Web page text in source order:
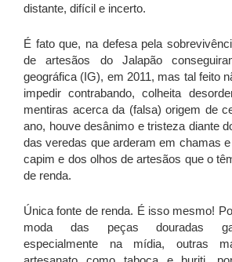
distante, difícil e incerto.
É fato que, na defesa pela
de artesãos do Jalapão
geográfica (IG), em 2011, mas tal feito
impedir contrabando, colheita
mentiras acerca da (falsa) origem de
ano, houve desânimo e tristeza diante
das veredas que arderam em chamas
capim e dos olhos de artesãos que o
de renda.
Única fonte de renda. É isso mesmo!
moda das peças douradas
especialmente na mídia, outras